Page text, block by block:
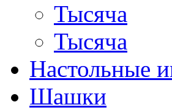
Тысяча
Тысяча
Настольные
Шашки